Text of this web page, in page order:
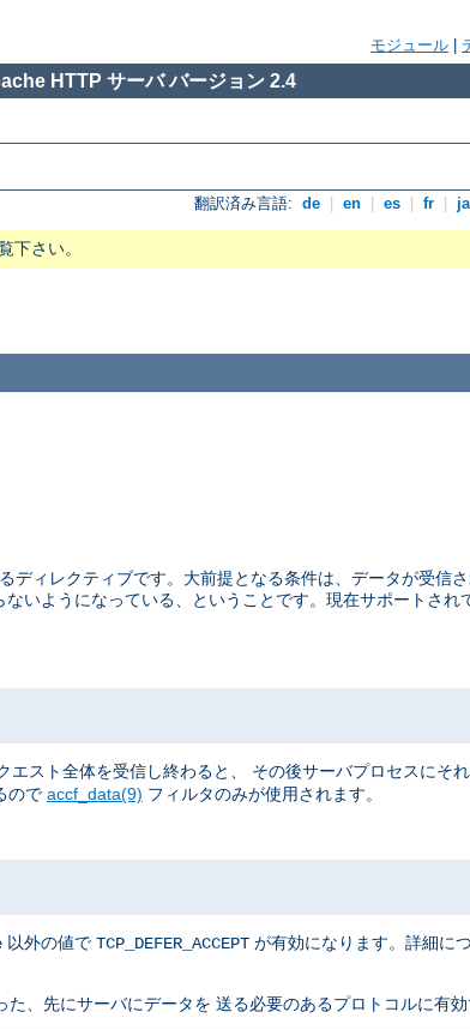
モジュール
HTTP サーバ バージョン 2.4
翻訳済み言語: de en es fr ja
下さい。
ディレクティブです。大前提となる条件は、データが受信
いようになっている、ということです。現在サポートされ
スト全体を受信し終わると、 その後サーバプロセスにそ
ので accf_data(9) フィルタのみが使用されます。
以外の値で TCP_DEFER_ACCEPT が有効になります。詳細に
た、先にサーバにデータを 送る必要のあるプロトコルに有